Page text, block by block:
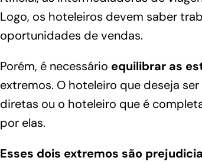
Logo, os hoteleiros devem saber
oportunidades de vendas.
Porém, é necessário equilibrar as
extremos. O hoteleiro que deseja
diretas ou o hoteleiro que é
por elas.
Esses dois extremos são